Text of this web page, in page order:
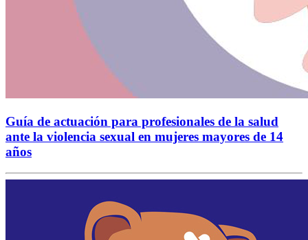
Guía de actuación para profesionales de la salud
ante la violencia sexual en mujeres mayores de 14
años